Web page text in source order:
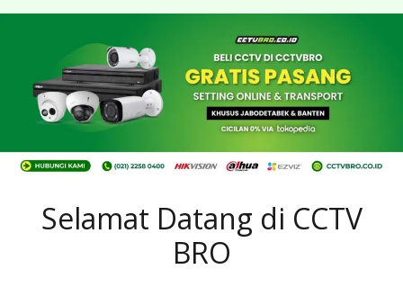
Selamat Datang di CCTV
BRO